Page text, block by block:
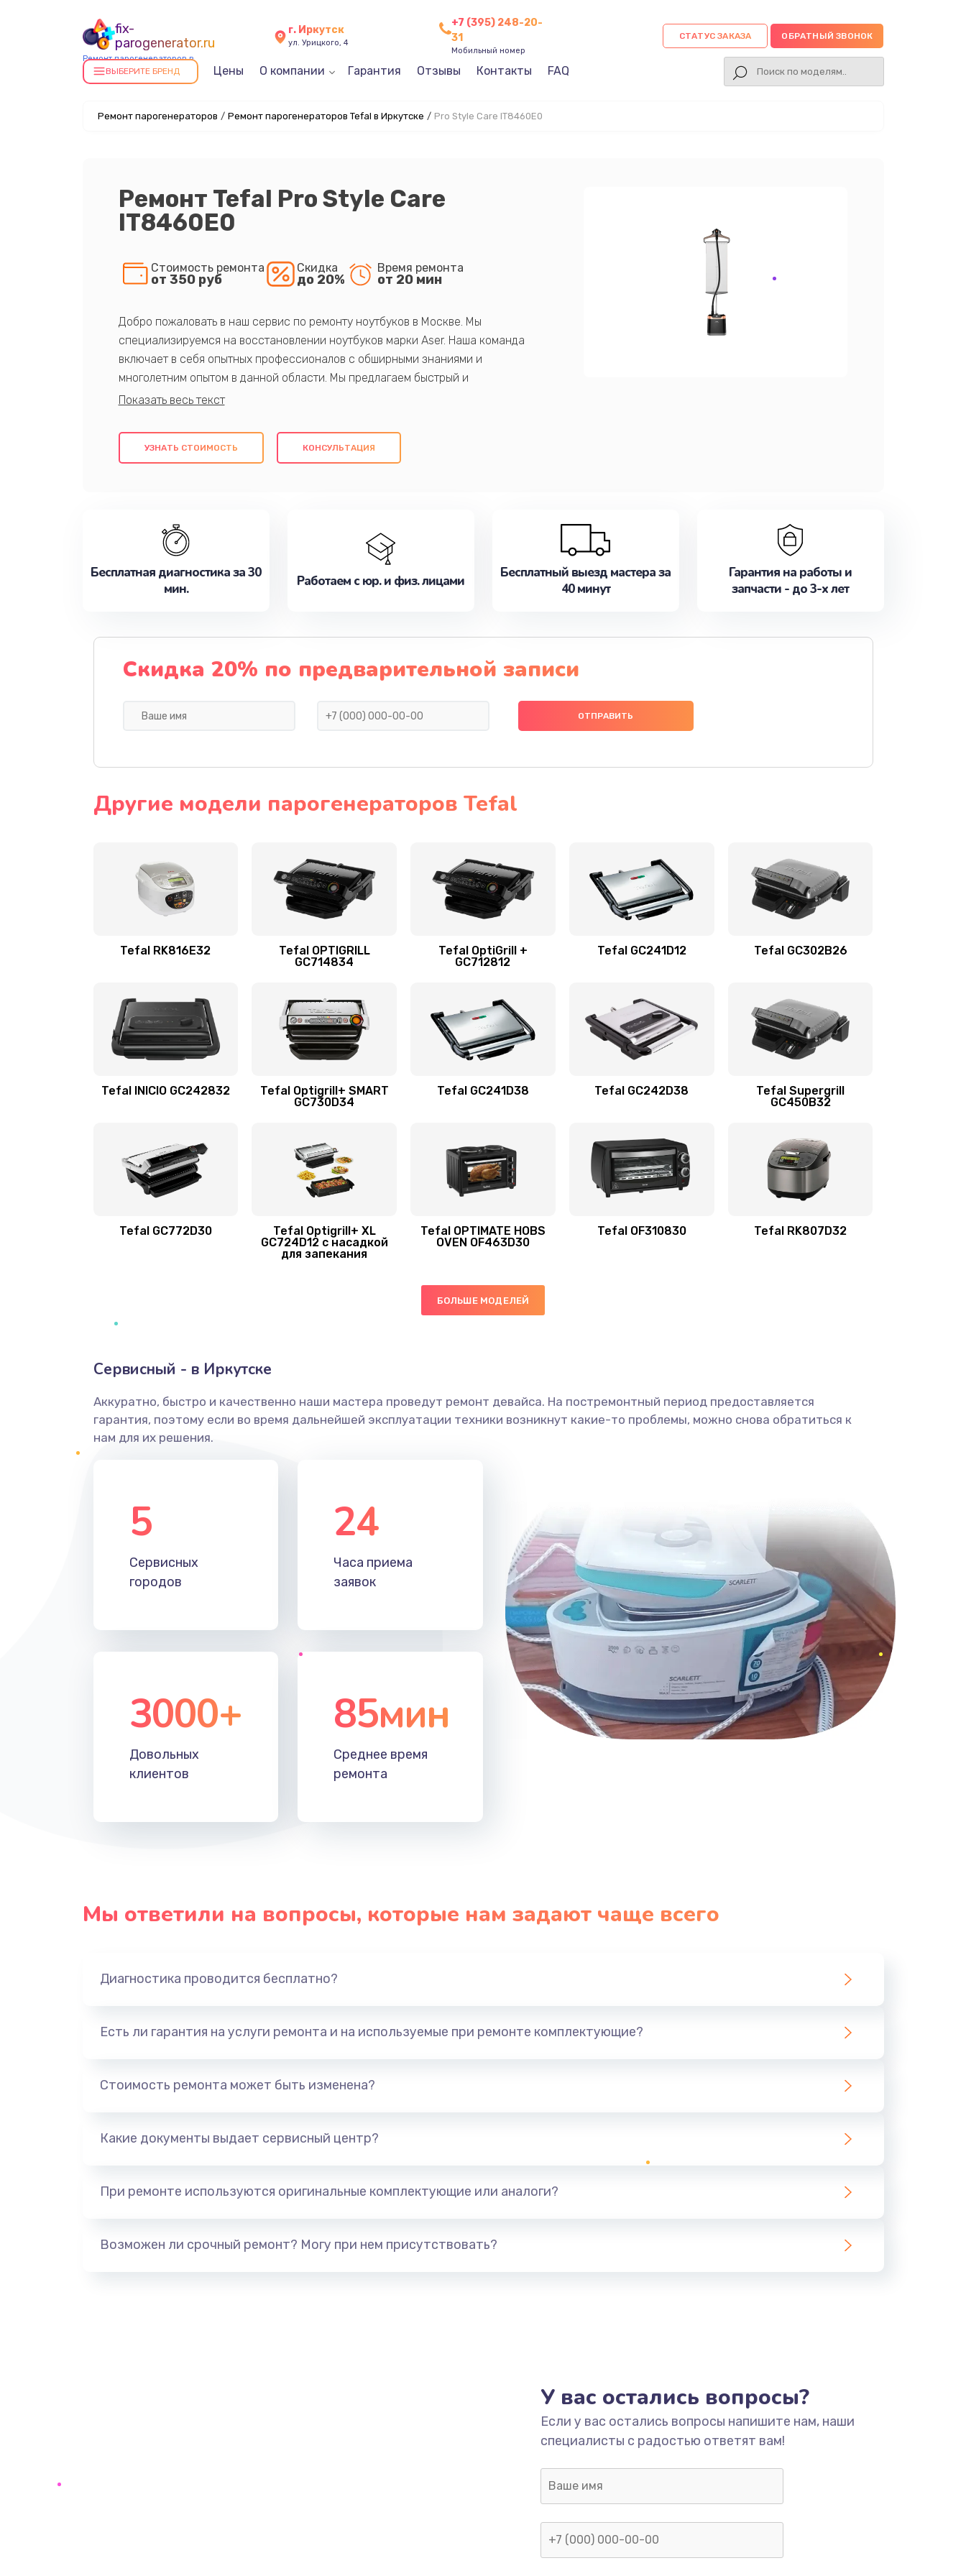
fix-
parogenerator.ru
Ремонт парогенераторов в
Иркутске
г. Иркутск
ул. Урицкого, 4
+7 (395) 248-20-
31
Мобильный номер
СТАТУС ЗАКАЗА ОБРАТНЫЙ ЗВОНОК
ВЫБЕРИТЕ БРЕНД Цены О компании Гарантия Отзывы Контакты FAQ
Ремонт парогенераторов / Ремонт парогенераторов Tefal в Иркутске / Pro Style Care IT8460E0
Ремонт Tefal Pro Style Care
IT8460E0
Стоимость ремонта
от 350 руб
Скидка
до 20%
Время ремонта
от 20 мин
Добро пожаловать в наш сервис по ремонту ноутбуков в Москве. Мы
специализируемся на восстановлении ноутбуков марки Aser. Наша команда
включает в себя опытных профессионалов с обширными знаниями и
многолетним опытом в данной области. Мы предлагаем быстрый и
качественный ремонт с использованием оригинальных компонентов, а также
клиентам надежное и профессиональное обслуживание, удовлетворяя их
потребности наилучшим образом. Не медлите записаться на ремонт уже
УЗНАТЬ СТОИМОСТЬ КОНСУЛЬТАЦИЯ
Бесплатная диагностика за 30
мин.
Работаем с юр. и физ. лицами
Бесплатный выезд мастера за
40 минут
Гарантия на работы и
запчасти - до 3-х лет
Скидка 20% по предварительной записи
Другие модели парогенераторов Tefal
Tefal RK816E32
Tefal OPTIGRILL
GC714834
Tefal OptiGrill +
GC712812
Tefal GC241D12 Tefal GC302B26
Tefal INICIO GC242832
Tefal Optigrill+ SMART
GC730D34
Tefal GC241D38 Tefal GC242D38
Tefal Supergrill
GC450B32
Tefal GC772D30
Tefal Optigrill+ XL
GC724D12 с насадкой
для запекания
Tefal OPTIMATE HOBS
OVEN OF463D30
Tefal OF310830 Tefal RK807D32
БОЛЬШЕ МОДЕЛЕЙ
Сервисный - в Иркутске
Аккуратно, быстро и качественно наши мастера проведут ремонт девайса. На постремонтный период предоставляется
гарантия, поэтому если во время дальнейшей эксплуатации техники возникнут какие-то проблемы, можно снова обратиться к
нам для их решения.
5
Сервисных
городов
24
Часа приема
заявок
3000+
Довольных
клиентов
85мин
Среднее время
ремонта
Мы ответили на вопросы, которые нам задают чаще всего
Диагностика проводится бесплатно?
Есть ли гарантия на услуги ремонта и на используемые при ремонте комплектующие?
Стоимость ремонта может быть изменена?
Какие документы выдает сервисный центр?
При ремонте используются оригинальные комплектующие или аналоги?
Возможен ли срочный ремонт? Могу при нем присутствовать?
У вас остались вопросы?
Если у вас остались вопросы напишите нам, наши
специалисты с радостью ответят вам!